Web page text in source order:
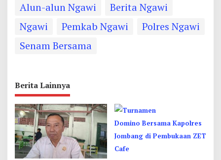
Alun-alun Ngawi
Berita Ngawi
Ngawi
Pemkab Ngawi
Polres Ngawi
Senam Bersama
Berita Lainnya